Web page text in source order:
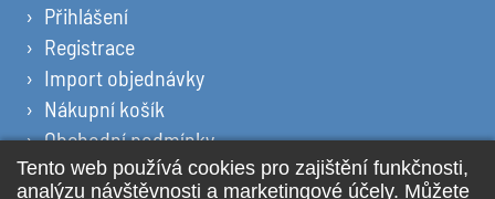
Přihlášení
Registrace
Import objednávky
Nákupní košík
Obchodní podmínky
Ochrana osobních údajů